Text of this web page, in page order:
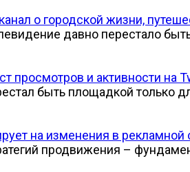
о городской жизни,
давно перестало
просмотров и активности на
быть площадкой только
на изменения в рекламной
продвижения –